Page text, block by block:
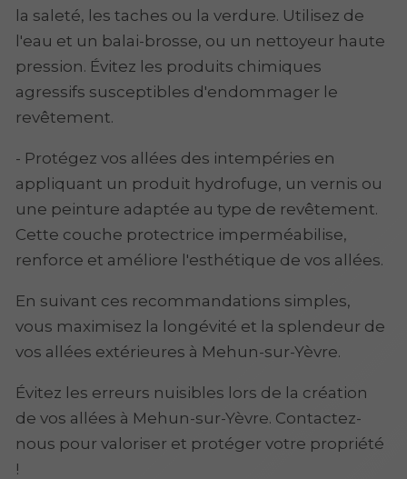
la saleté, les taches ou la verdure. Utilisez de
l'eau et un balai-brosse, ou un nettoyeur haute
pression. Évitez les produits chimiques
agressifs susceptibles d'endommager le
revêtement.
- Protégez vos allées des intempéries en
appliquant un produit hydrofuge, un vernis ou
une peinture adaptée au type de revêtement.
Cette couche protectrice imperméabilise,
renforce et améliore l'esthétique de vos allées.
En suivant ces recommandations simples,
vous maximisez la longévité et la splendeur de
vos allées extérieures à Mehun-sur-Yèvre.
Évitez les erreurs nuisibles lors de la création
de vos allées à Mehun-sur-Yèvre. Contactez-
nous pour valoriser et protéger votre propriété
!